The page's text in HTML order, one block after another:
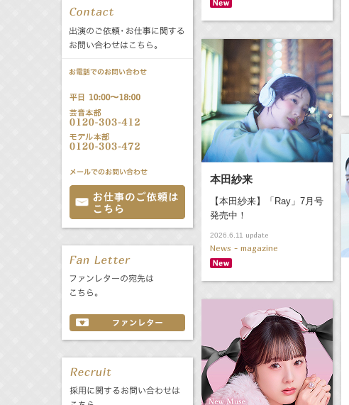
本田紗来
【本田紗来】「Ray」7月号
発売中！
2026.6.11 update
News - magazine
Radio
キャスター/レポーター
バラエティ 声優
文化事業部 クリエイター
誕生日 8/7
あ か
さ
た
な
は
ま
や
ら
わ
公式サービス